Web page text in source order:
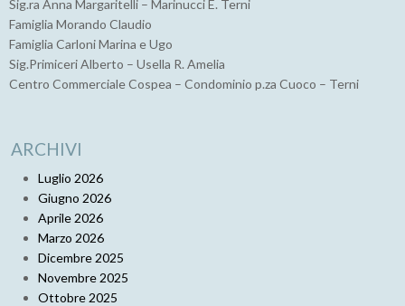
Sig.ra Anna Margaritelli – Marinucci E. Terni
Famiglia Morando Claudio
Famiglia Carloni Marina e Ugo
Sig.Primiceri Alberto – Usella R. Amelia
Centro Commerciale Cospea – Condominio p.za Cuoco – Terni
ARCHIVI
Luglio 2026
Giugno 2026
Aprile 2026
Marzo 2026
Dicembre 2025
Novembre 2025
Ottobre 2025